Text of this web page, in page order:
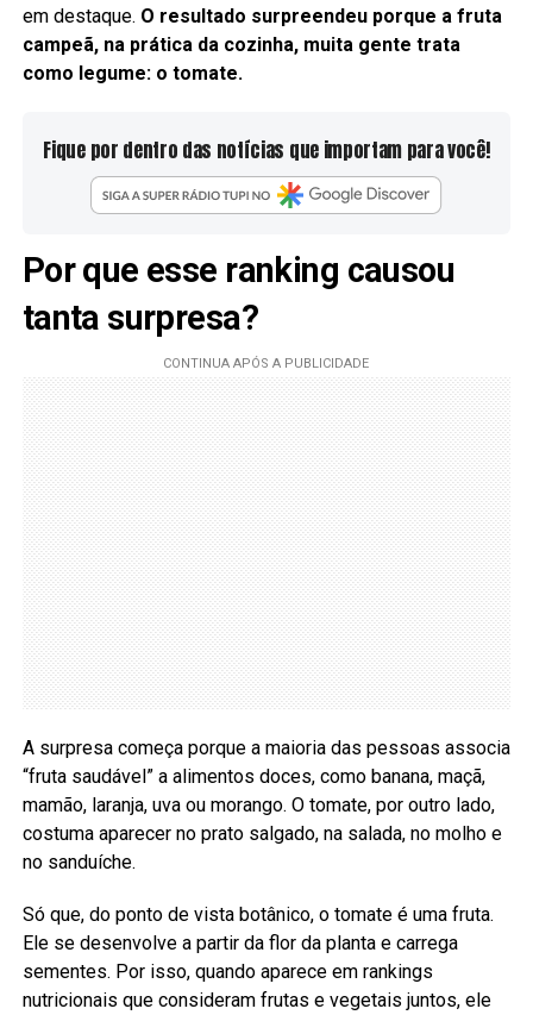
em destaque. O resultado surpreendeu porque a fruta
campeã, na prática da cozinha, muita gente trata
como legume: o tomate.
Fique por dentro das notícias que importam para você!
Por que esse ranking causou
tanta surpresa?
A surpresa começa porque a maioria das pessoas associa
“fruta saudável” a alimentos doces, como banana, maçã,
mamão, laranja, uva ou morango. O tomate, por outro lado,
costuma aparecer no prato salgado, na salada, no molho e
no sanduíche.
Só que, do ponto de vista botânico, o tomate é uma fruta.
Ele se desenvolve a partir da flor da planta e carrega
sementes. Por isso, quando aparece em rankings
nutricionais que consideram frutas e vegetais juntos, ele